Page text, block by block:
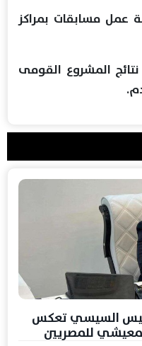
عمل مسابقات بمراكز
نتائج المشروع القومى
السيسي تعكس
للمصريين